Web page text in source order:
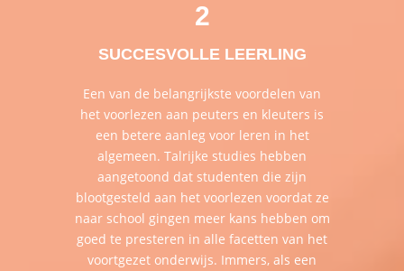
2
SUCCESVOLLE LEERLING
Een van de belangrijkste voordelen van
het voorlezen aan peuters en kleuters is
een betere aanleg voor leren in het
algemeen. Talrijke studies hebben
aangetoond dat studenten die zijn
blootgesteld aan het voorlezen voordat ze
naar school gingen meer kans hebben om
goed te presteren in alle facetten van het
voortgezet onderwijs. Immers, als een